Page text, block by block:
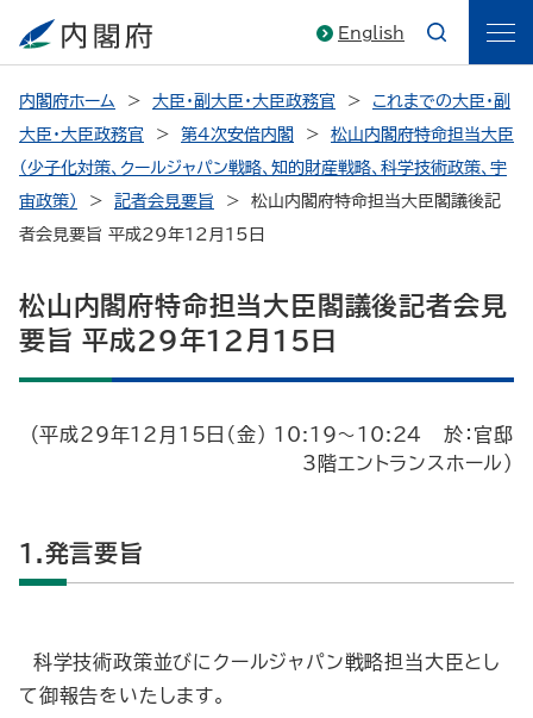
English
内閣府ホーム 大臣・副大臣・大臣政務官
これまでの大臣・副
大臣・大臣政務官
第4次安倍内閣
松山内閣府特命担当大臣
（少子化対策、クールジャパン戦略、知的財産戦略、科学技術政策、宇
宙政策）
記者会見要旨
松山内閣府特命担当大臣閣議後記
者会見要旨 平成29年12月15日
松山内閣府特命担当大臣閣議後記者会見
要旨 平成29年12月15日
（平成29年12月15日（金） 10:19～10:24 於：官邸
3階エントランスホール）
1.発言要旨
科学技術政策並びにクールジャパン戦略担当大臣とし
て御報告をいたします。